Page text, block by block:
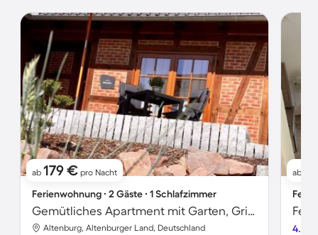
ab 179 € pro Nacht
Ferienwohnung ∙ 2 Gäste ∙ 1 Schlafzimmer
Gemütliches Apartment mit Garten, Grill und Terrasse
Altenburg, Altenburger Land, Deutschland
ab
4.5